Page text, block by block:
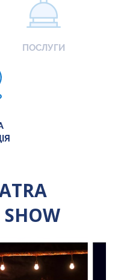
ПОСЛУГИ
SHOW